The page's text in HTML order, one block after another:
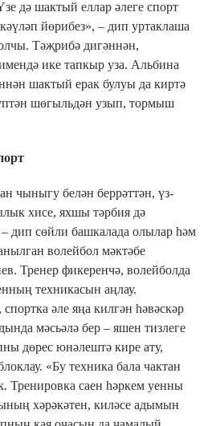
дә шактый еллар әлеге спорт
йөрибез», – дип уртаклаша
Тәҗрибә дигәннән,
ике тапкыр уза. Альбина
шактый ерак булуы да киртә
шөгыльдән узып, тормыш
чыныгу белән беррәттән, үз-
хисе, яхшы тәрбия дә
дип сөйли башкалада олылар һәм
волейбол мәктәбе
Тренер фикеренчә, волейболда
техникасын аңлау.
әле яңа килгән һәвәскәр
мәсьәлә бер – яшен тизлеге
дөрес юнәлештә кире ату,
«Бу техника бала чактан
Тренировка саен һәркем уенны
хәрәкәтен, киләсе адымын